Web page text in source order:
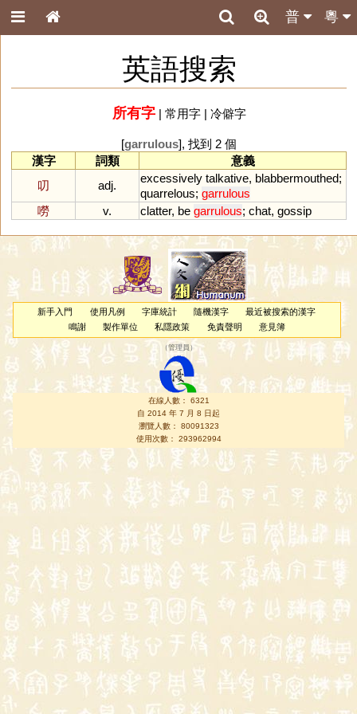
粵
普
英語搜索
所有字| 常用字| 冷僻字
[garrulous], 找到 2 個
漢字
詞類
意義
叨
adj.
excessively talkative, blabbermouthed;
quarrelous; garrulous
嘮
v. clatter, be garrulous; chat, gossip
新手入門 使用凡例 字庫統計 隨機漢字
最近被搜索的漢字
鳴謝
製作單位 私隱政策 免責聲明 意見簿
（管理員 ）
在線人數： 6321
自 2014 年 7 月 8 日起
瀏覽人數： 80091323
使用次數： 293962994